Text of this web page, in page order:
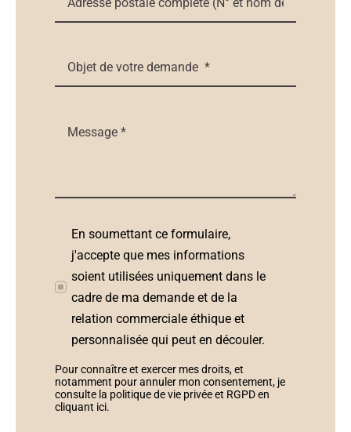
En soumettant ce formulaire,
j'accepte que mes informations
soient utilisées uniquement dans le
cadre de ma demande et de la
relation commerciale éthique et
personnalisée qui peut en découler.
Pour connaître et exercer mes droits, et
notamment pour annuler mon consentement, je
consulte la politique de vie privée et RGPD en
cliquant ici.